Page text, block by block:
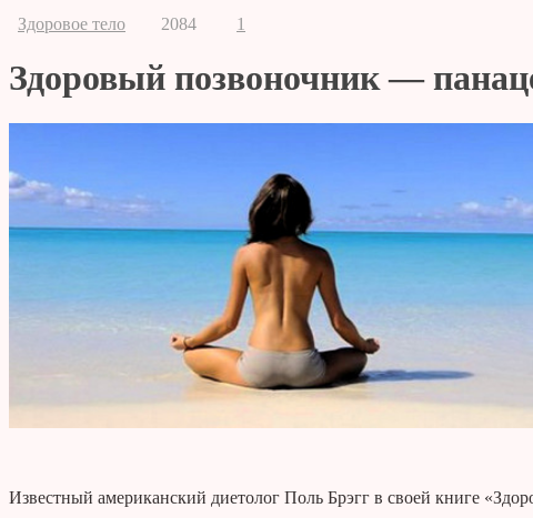
Здоровое тело 2084 1
Здоровый позвоночник —
Известный американский диетолог Поль Брэгг в своей книге